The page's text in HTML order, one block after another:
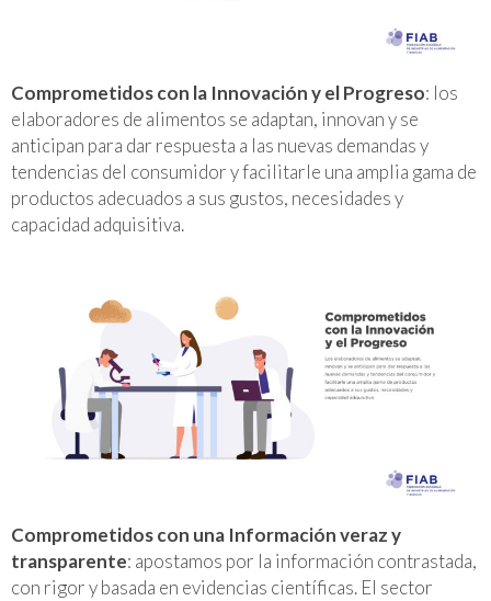
Comprometidos con la Innovación y el Progreso: los
elaboradores de alimentos se adaptan, innovan y se
anticipan para dar respuesta a las nuevas demandas y
tendencias del consumidor y facilitarle una amplia gama de
productos adecuados a sus gustos, necesidades y
capacidad adquisitiva.
Comprometidos con una Información veraz y
transparente: apostamos por la información contrastada,
con rigor y basada en evidencias científicas. El sector